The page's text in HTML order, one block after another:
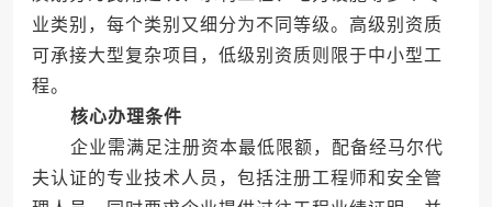
业类别，每个类别又细分为不同等级。高级别资质
可承接大型复杂项目，低级别资质则限于中小型工
程。
核心办理条件
企业需满足注册资本最低限额，配备经马尔代
夫认证的专业技术人员，包括注册工程师和安全管